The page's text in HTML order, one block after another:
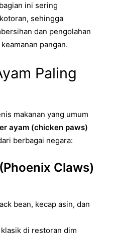
ini sering
sehingga
dan pengolahan
pangan.
Paling
makanan yang umum
ayam (chicken paws)
berbagai negara:
Claws)
bean, kecap asin, dan
di restoran dim